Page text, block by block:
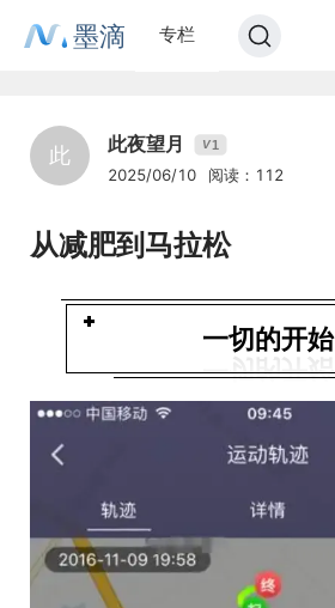
墨滴 专栏
此 此夜望月 V1
2025/06/10 阅读：112
从减肥到马拉松
一切的开始